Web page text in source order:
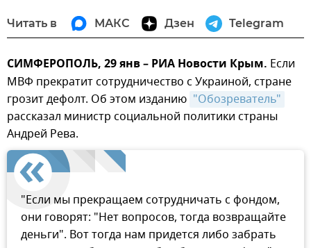
Читать в МАКС Дзен Telegram
СИМФЕРОПОЛЬ, 29 янв – РИА Новости Крым. Если
МВФ прекратит сотрудничество с Украиной, стране
грозит дефолт. Об этом изданию "Обозреватель"
рассказал министр социальной политики страны
Андрей Рева.
"Если мы прекращаем сотрудничать с фондом,
они говорят: "Нет вопросов, тогда возвращайте
деньги". Вот тогда нам придется либо забрать